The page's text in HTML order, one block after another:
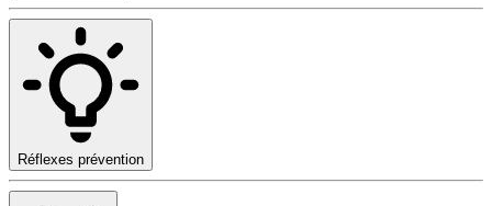
Réflexes prévention